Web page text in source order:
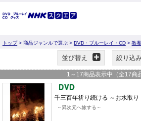
トップ> 商品ジャンルで選ぶ > DVD・ブルーレイ・CD > 教
並び替え 絞り込
1 ～ 17商品表示中（全17商
千三百年祈り続ける ～お水取
～異次元へ旅する～